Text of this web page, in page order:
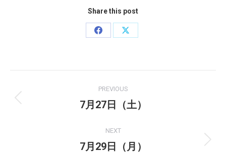
Share this post
Share
Share
navigation
PREVIOUS
Previous
7月27日（土）
NEXT
Next
7月29日（月）